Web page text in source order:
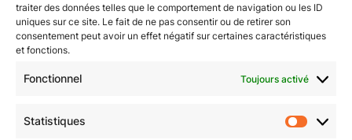
traiter des données telles que le comportement de navigation ou les ID
uniques sur ce site. Le fait de ne pas consentir ou de retirer son
consentement peut avoir un effet négatif sur certaines caractéristiques
et fonctions.
Fonctionnel Toujours activé
Statistiques
© Revue de la Toile 2018 – 2026 | Thème Mesa WPEX par
WPExplorer